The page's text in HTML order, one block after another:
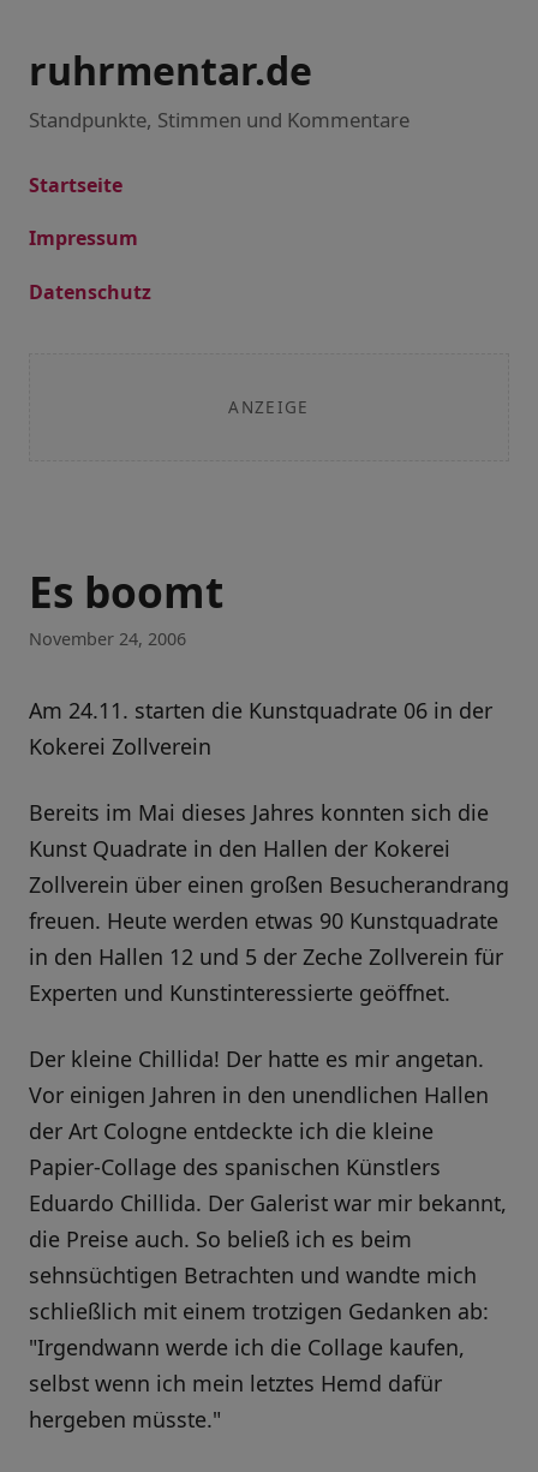
ruhrmentar.de
Standpunkte, Stimmen und Kommentare
Startseite
Impressum
Datenschutz
ANZEIGE
Es boomt
November 24, 2006
Am 24.11. starten die Kunstquadrate 06 in der
Kokerei Zollverein
Bereits im Mai dieses Jahres konnten sich die
Kunst Quadrate in den Hallen der Kokerei
Zollverein über einen großen Besucherandrang
freuen. Heute werden etwas 90 Kunstquadrate
in den Hallen 12 und 5 der Zeche Zollverein für
Experten und Kunstinteressierte geöffnet.
Der kleine Chillida! Der hatte es mir angetan.
Vor einigen Jahren in den unendlichen Hallen
der Art Cologne entdeckte ich die kleine
Papier-Collage des spanischen Künstlers
Eduardo Chillida. Der Galerist war mir bekannt,
die Preise auch. So beließ ich es beim
sehnsüchtigen Betrachten und wandte mich
schließlich mit einem trotzigen Gedanken ab:
"Irgendwann werde ich die Collage kaufen,
selbst wenn ich mein letztes Hemd dafür
hergeben müsste."